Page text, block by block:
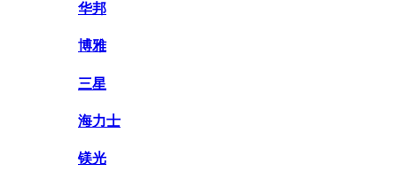
华邦
博雅
三星
海力士
镁光